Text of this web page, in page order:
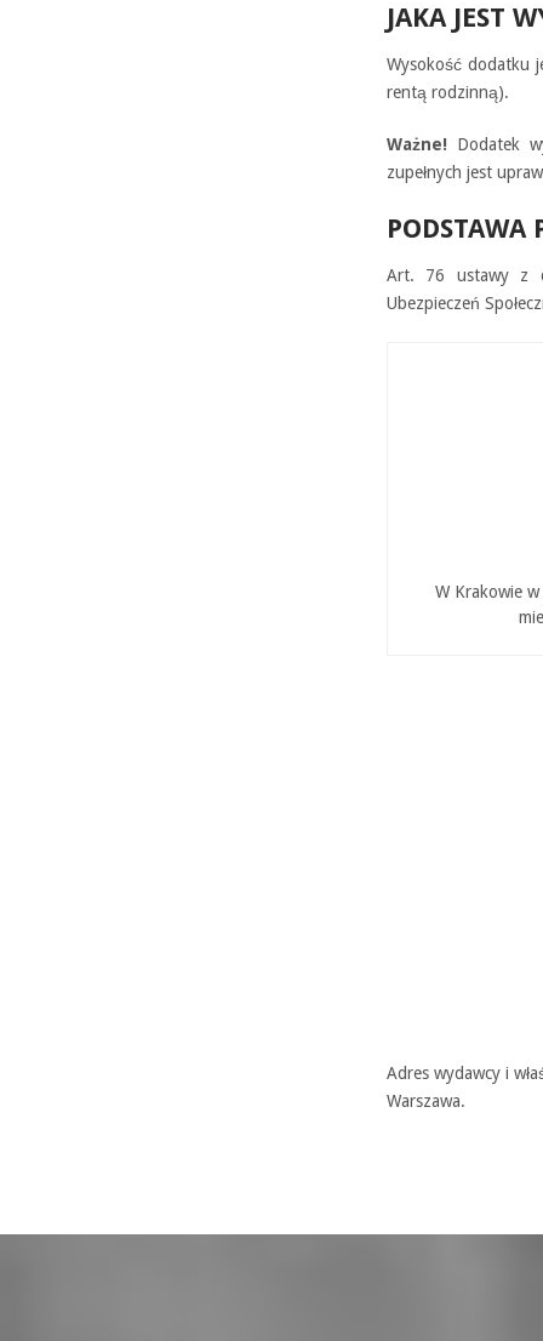
JAKA JEST
Wysokość dodatku
rentą rodzinną).
Ważne! Dodatek
zupełnych jest
PODSTAWA
Art. 76 ustawy z
Ubezpieczeń
W Krakowie
Adres wydawcy i
Warszawa.